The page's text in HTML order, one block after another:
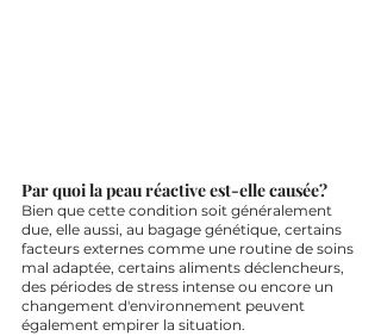
Par quoi la peau réactive est-elle causée?
Bien que cette condition soit généralement
due, elle aussi, au bagage génétique, certains
facteurs externes comme une routine de soins
mal adaptée, certains aliments déclencheurs,
des périodes de stress intense ou encore un
changement d'environnement peuvent
également empirer la situation.